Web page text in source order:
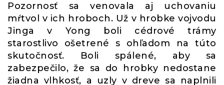
Pozornosť sa venovala aj uchovaniu
mŕtvol v ich hroboch. Už v hrobke vojvodu
Jinga v Yong boli cédrové trámy
starostlivo ošetrené s ohľadom na túto
skutočnosť. Boli spálené, aby sa
zabezpečilo, že sa do hrobky nedostane
žiadna vlhkosť, a uzly v dreve sa naplnili